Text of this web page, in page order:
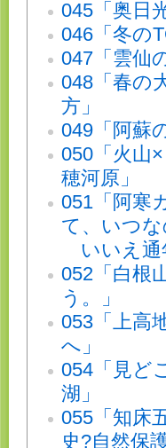
045「奥日
046「冬の
047「雲仙
048「春の
方」
049「阿蘇
050「火山
穂河原」
051「阿寒
て、いつ
いいえ通
052「白根
う。」
053「上高
へ」
054「見ど
湖」
055「知床
史?自然保